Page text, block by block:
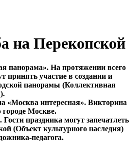
на Перекопской
панорама». На протяжении всего
принять участие в создании и
панорамы (Коллективная
«Москва интересная». Викторина
городе Москве.
праздника могут запечатлеть
(Объект культурного наследия)
педагога.